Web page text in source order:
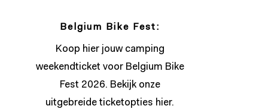
Belgium Bike Fest:
Koop hier jouw camping
weekendticket voor Belgium Bike
Fest 2026. Bekijk onze
uitgebreide ticketopties hier.